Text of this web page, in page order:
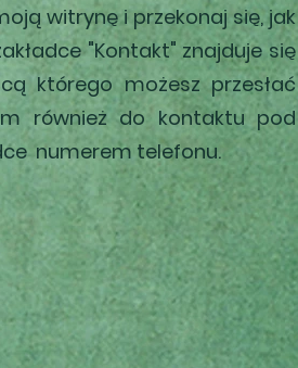
witrynę i przekonaj się, jak
"Kontakt" znajduje się
któregomożesz przesłać
również do kontaktu pod
numerem telefonu.